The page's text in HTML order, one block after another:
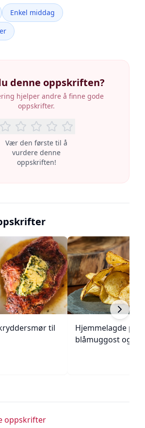
Enkel middag
denne oppskriften?
hjelper andre å finne gode
oppskrifter.
Vær den første til å
vurdere denne
oppskriften!
til
Hjemmelagde
blåmuggost og
oppskrifter